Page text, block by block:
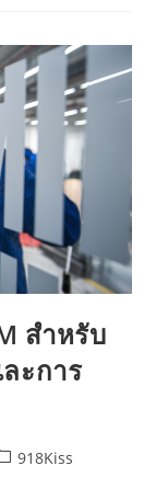
สำหรับ
ะการ
918Kiss